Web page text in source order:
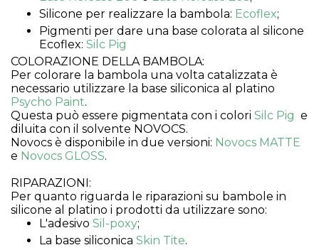
Silicone per realizzare la bambola: Ecoflex;
Pigmenti per dare una base colorata al silicone
Ecoflex: Silc Pig
COLORAZIONE DELLA BAMBOLA:
Per colorare la bambola una volta catalizzata è
necessario utilizzare la base siliconica al platino
Psycho Paint.
Questa può essere pigmentata con i colori Silc Pig e
diluita con il solvente NOVOCS.
Novocs è disponibile in due versioni: Novocs MATTE
e Novocs GLOSS.
RIPARAZIONI:
Per quanto riguarda le riparazioni su bambole in
silicone al platino i prodotti da utilizzare sono:
L'adesivo Sil-poxy;
La base siliconica Skin Tite.